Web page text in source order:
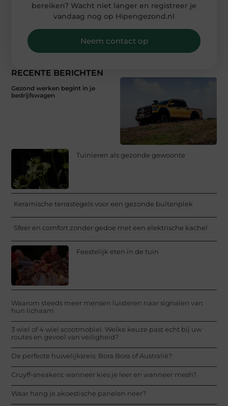
RECENTE BERICHTEN
Gezond werken begint in je
bedrijfswagen
Tuinieren als gezonde gewoonte
Keramische terrastegels voor een gezonde buitenplek
Sfeer en comfort zonder gedoe met een elektrische kachel
Feestelijk eten in de tuin
Waarom steeds meer mensen luisteren naar signalen van
hun lichaam
3 wiel of 4 wiel scootmobiel. Welke keuze past echt bij uw
routes en gevoel van veiligheid?
De perfecte huwelijksreis: Bora Bora of Australië?
Cruyff-sneakers: wanneer kies je leer en wanneer mesh?
Waar hang je akoestische panelen neer?
bereiken? Wacht niet langer en registreer je
vandaag nog op Hipengezond.nl
Neem contact op